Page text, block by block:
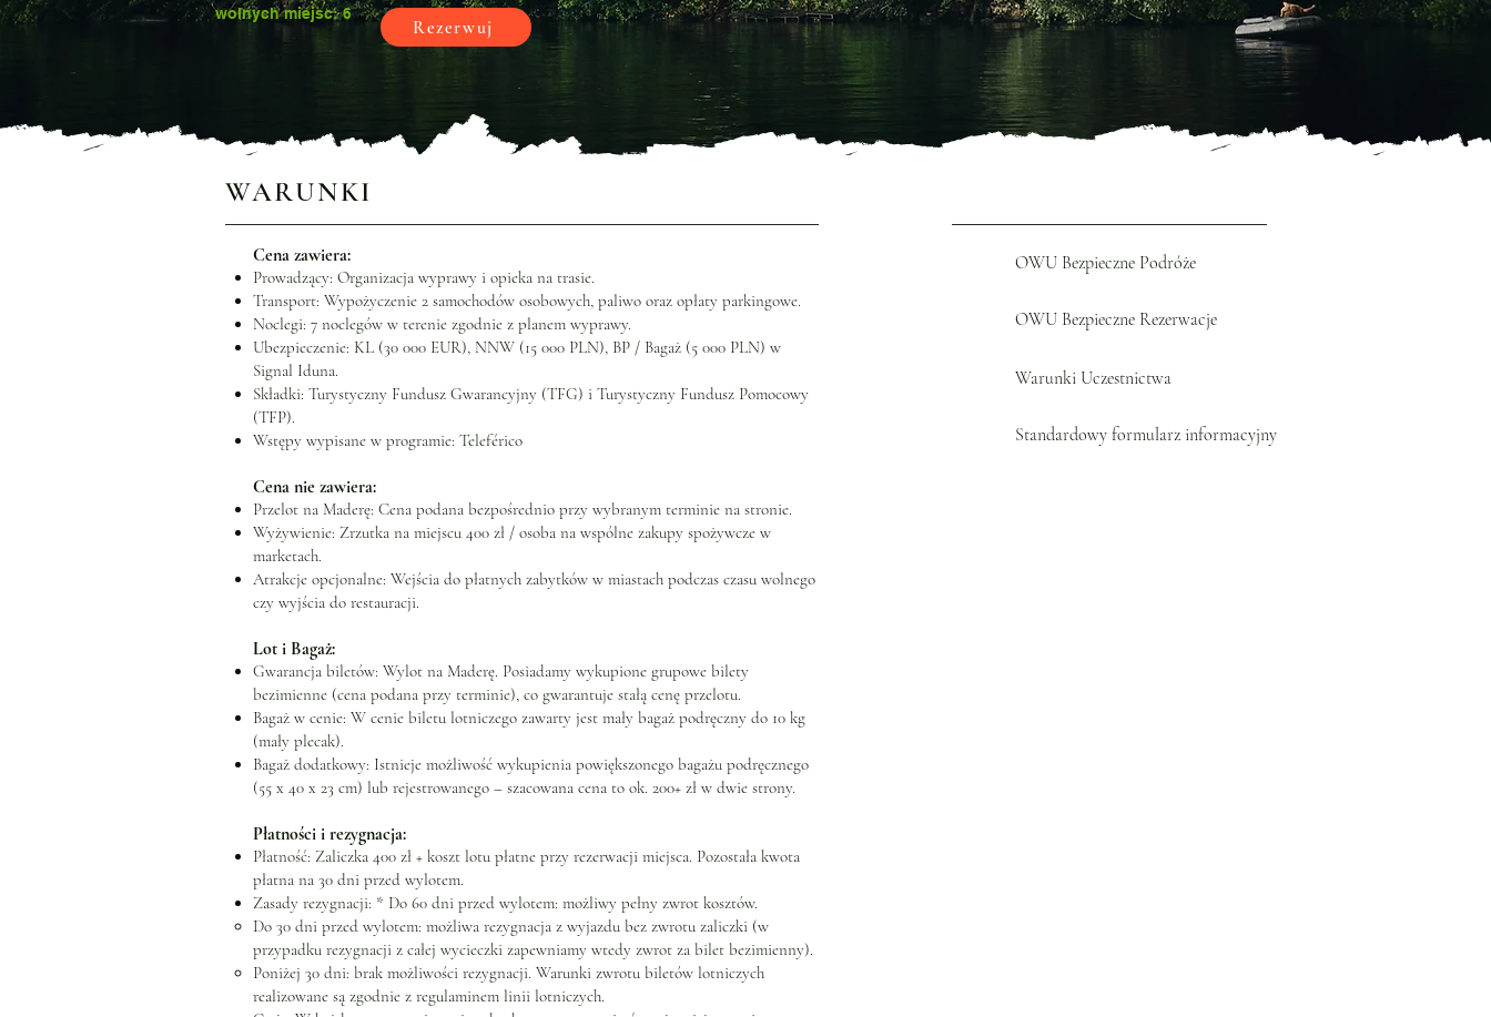
wolnych miejsc: 6
Rezerwuj
WARUNKI
Cena zawiera:
Prowadzący: Organizacja wyprawy i opieka na trasie.
Transport: Wypożyczenie 2 samochodów osobowych, paliwo oraz opłaty parkingowe.
Noclegi: 7 noclegów w terenie zgodnie z planem wyprawy.
Ubezpieczenie: KL (30 000 EUR), NNW (15 000 PLN), BP / Bagaż (5 000 PLN) w
Signal Iduna.
Składki: Turystyczny Fundusz Gwarancyjny (TFG) i Turystyczny Fundusz Pomocowy
(TFP).
Wstępy wypisane w programie: Teleférico
Cena nie zawiera:
Przelot na Maderę: Cena podana bezpośrednio przy wybranym terminie na stronie.
Wyżywienie: Zrzutka na miejscu 400 zł / osoba na wspólne zakupy spożywcze w
marketach.
Atrakcje opcjonalne: Wejścia do płatnych zabytków w miastach podczas czasu wolnego
czy wyjścia do restauracji.
Lot i Bagaż:
Gwarancja biletów: Wylot na Maderę. Posiadamy wykupione grupowe bilety
bezimienne (cena podana przy terminie), co gwarantuje stałą cenę przelotu.
Bagaż w cenie: W cenie biletu lotniczego zawarty jest mały bagaż podręczny do 10 kg
(mały plecak).
Bagaż dodatkowy: Istnieje możliwość wykupienia powiększonego bagażu podręcznego
(55 x 40 x 23 cm) lub rejestrowanego – szacowana cena to ok. 200+ zł w dwie strony.
Płatności i rezygnacja:
Płatność: Zaliczka 400 zł + koszt lotu płatne przy rezerwacji miejsca. Pozostała kwota
płatna na 30 dni przed wylotem.
Zasady rezygnacji: * Do 60 dni przed wylotem: możliwy pełny zwrot kosztów.
Do 30 dni przed wylotem: możliwa rezygnacja z wyjazdu bez zwrotu zaliczki (w
przypadku rezygnacji z całej wycieczki zapewniamy wtedy zwrot za bilet bezimienny).
Poniżej 30 dni: brak możliwości rezygnacji. Warunki zwrotu biletów lotniczych
realizowane są zgodnie z regulaminem linii lotniczych.
OWU Bezpieczne Podróże
OWU Bezpieczne Rezerwacje
Warunki Uczestnictwa
Standardowy formularz informacyjny